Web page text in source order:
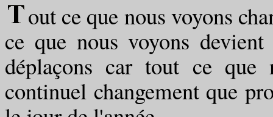
out ce que nous voyons
ce que nous voyons
déplaçons car tout ce que
continuel changement que